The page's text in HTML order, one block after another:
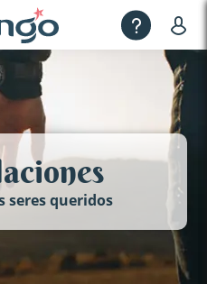
seres queridos